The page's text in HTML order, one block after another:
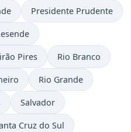
Presidente Prudente
Pires Rio Branco
Rio Grande
Salvador
Cruz do Sul